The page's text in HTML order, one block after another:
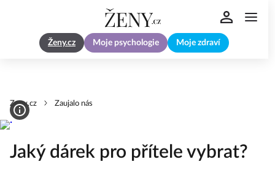
Ženy.cz Moje psychologie Moje zdraví
Zeny.cz Zaujalo nás